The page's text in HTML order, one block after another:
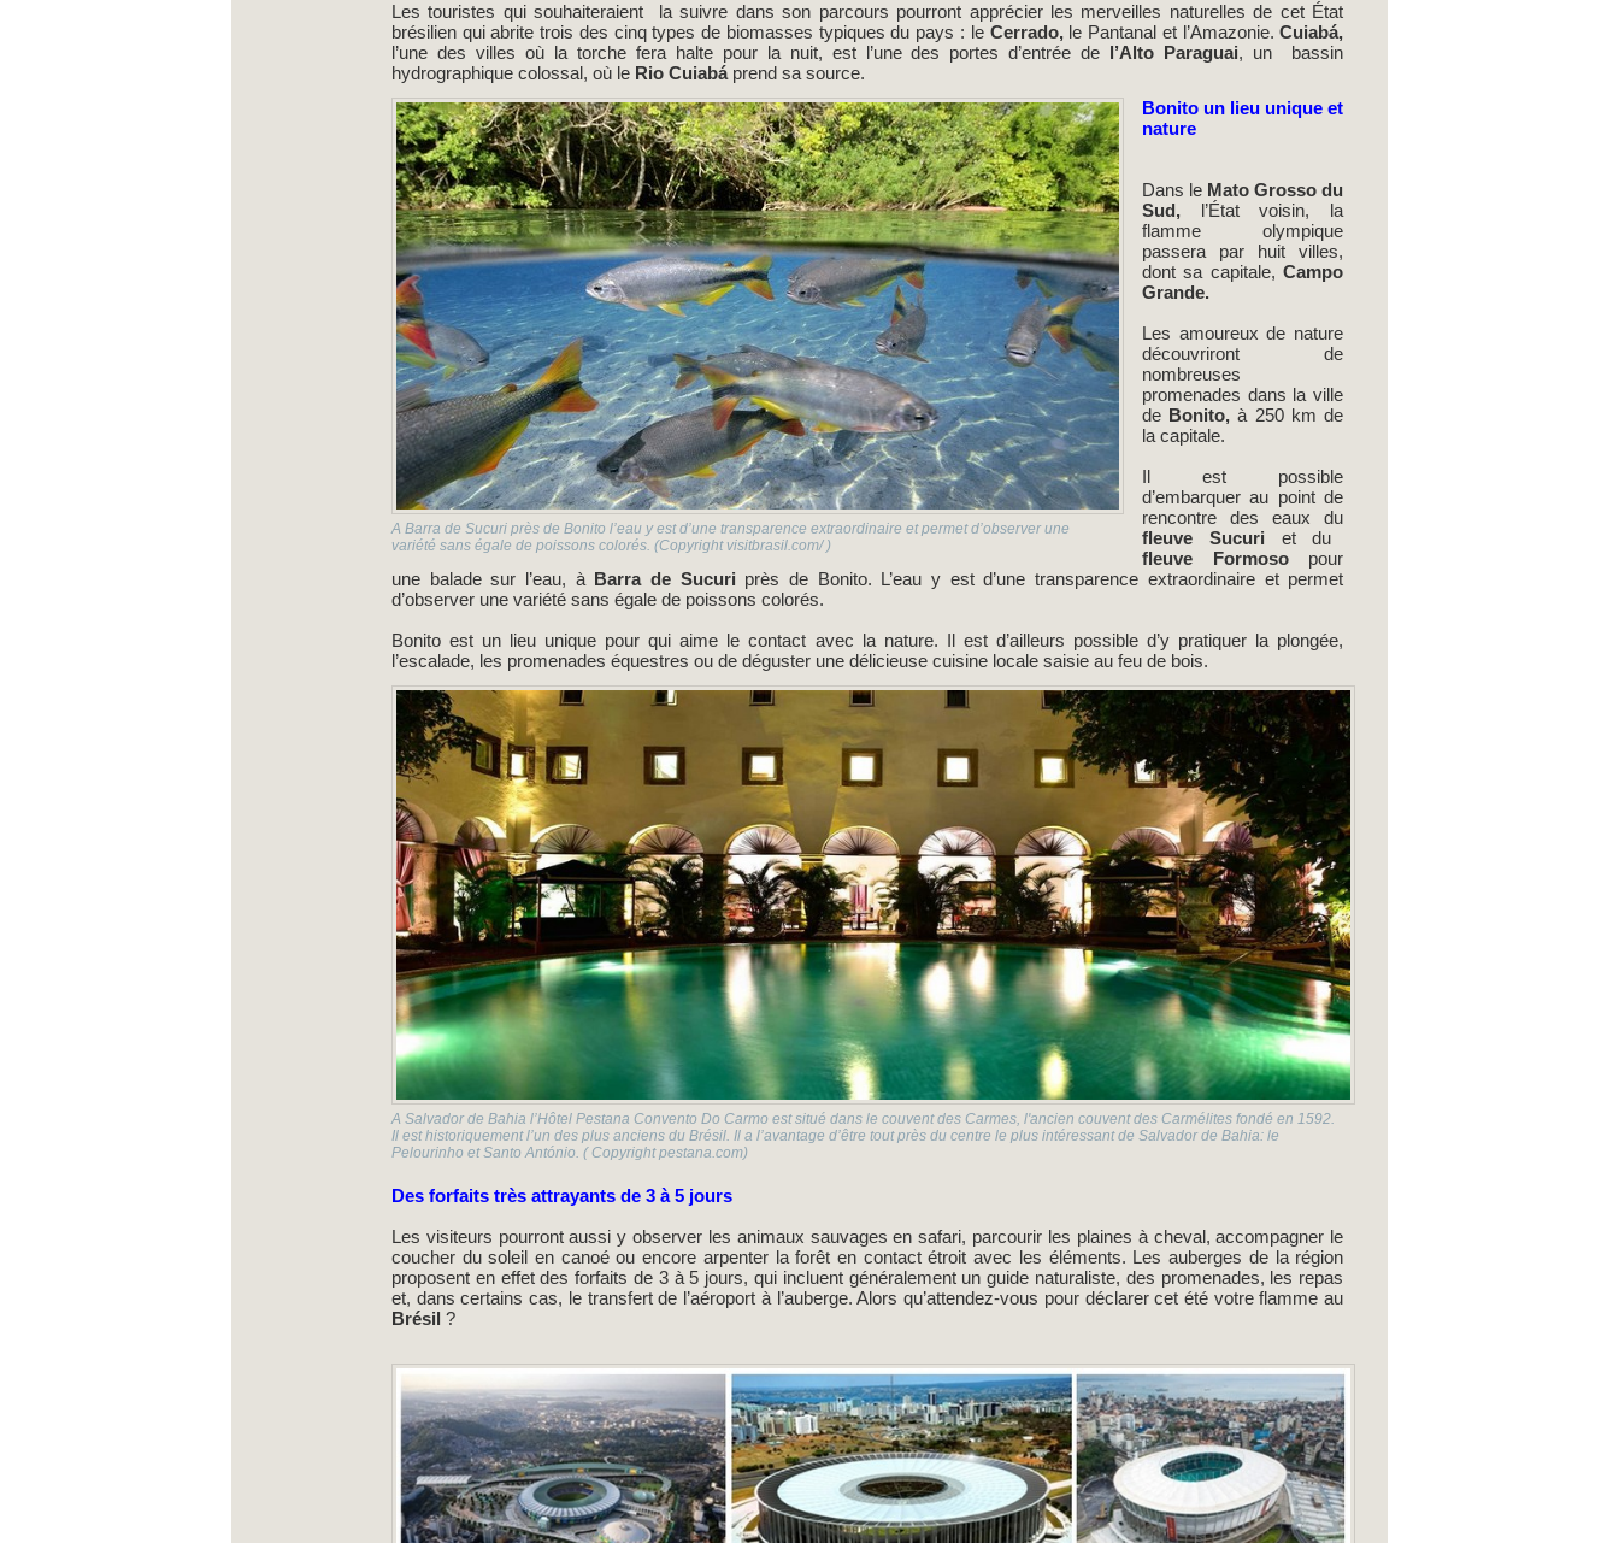
Les touristes qui souhaiteraient la suivre dans son parcours pourront apprécier les merveilles naturelles de cet État
brésilien qui abrite trois des cinq types de biomasses typiques du pays : le Cerrado, le Pantanal et l’Amazonie.Cuiabá,
l’une des villes où la torche fera halte pour la nuit, est l’une des portes d’entrée de l’Alto Paraguai, un bassin
hydrographique colossal, où le Rio Cuiabá prend sa source.
A Barra de Sucuri près de Bonito l’eau y est d’une transparence extraordinaire et permet d’observer une
variété sans égale de poissons colorés. (Copyright visitbrasil.com/ )
Bonito un lieu unique et
nature
Dans leMato Grosso du
Sud,l’État voisin, la
flamme olympique
passera par huit villes,
dont sa capitale,Campo
Grande.
Les amoureux de nature
découvriront de
nombreuses
promenades dans la ville
deBonito,à 250 km de
la capitale.
Il est possible
d’embarquer au point de
rencontre des eaux du
fleuve Sucuri et du
fleuve Formoso pour
une balade sur l’eau, à Barra de Sucuri près de Bonito. L’eau y est d’une transparence extraordinaire et permet
d’observer une variété sans égale de poissons colorés.
Bonito est un lieu unique pour qui aime le contact avec la nature. Il est d’ailleurs possible d’y pratiquer la plongée,
l’escalade, les promenades équestres ou de déguster une délicieuse cuisine locale saisie au feu de bois.
A Salvador de Bahia l’Hôtel Pestana Convento Do Carmo est situé dans le couvent des Carmes, l'ancien couvent des Carmélites fondé en 1592.
Il est historiquement l’un des plus anciens du Brésil. Il a l’avantage d’être tout près du centre le plus intéressant de Salvador de Bahia: le
Pelourinho et Santo António. ( Copyright pestana.com)
Des forfaits très attrayants de 3 à 5 jours
Les visiteurs pourront aussi y observer les animaux sauvages en safari, parcourir les plaines à cheval, accompagner le
coucher du soleil en canoé ou encore arpenter la forêt en contact étroit avec les éléments. Les auberges de la région
proposent en effet des forfaits de 3 à 5 jours, qui incluent généralement un guide naturaliste, des promenades, les repas
et, dans certains cas, le transfert de l’aéroport à l’auberge. Alors qu’attendez-vous pour déclarer cet été votre flamme au
Brésil ?